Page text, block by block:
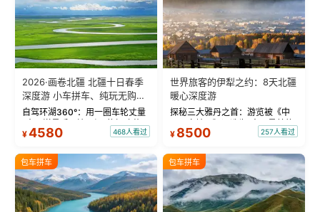
2026·画卷北疆 北疆十日春季
深度游 小车拼车、纯玩无购
物！
自驾环湖360°：用一圈车轮丈量
“大西洋最后一滴眼泪”的极致蔚
蓝。 赛湖旅拍：甄选多款风格服
绝美瞬间。 赛湖坦克300跟车视
频：专业摄影师...
¥4580 468人看过
世界旅客的伊犁之约：8天北疆
暖心深度游
探秘三大雅丹之首：游览被《中
国国家地理》评选为“中国最美的
三大雅丹”第一名的克拉玛依魔鬼
瓦人最大村落——禾木村，欣赏
晨雾与小木...
¥ 8500 257人看过
包车拼车 包车拼车